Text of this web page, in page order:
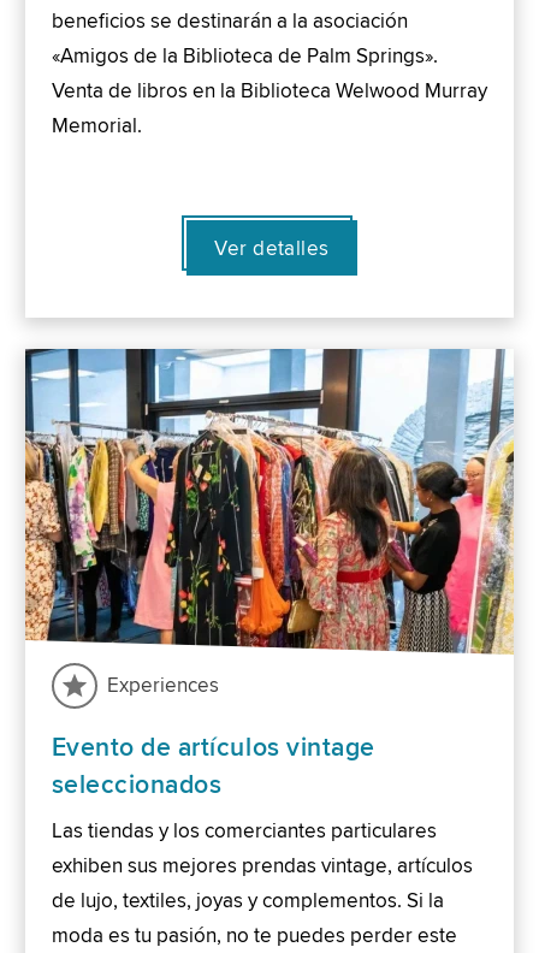
beneficios se destinarán a la asociación
«Amigos de la Biblioteca de Palm Springs».
Venta de libros en la Biblioteca Welwood Murray
Memorial.
Ver detalles
Experiences
Evento de artículos vintage
seleccionados
Las tiendas y los comerciantes particulares
exhiben sus mejores prendas vintage, artículos
de lujo, textiles, joyas y complementos. Si la
moda es tu pasión, no te puedes perder este